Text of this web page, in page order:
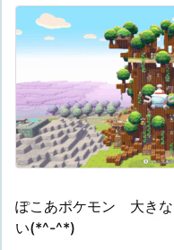
ぽこあポケモン 大きな
い(*^-^*)